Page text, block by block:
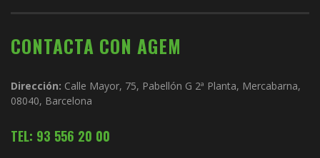
CONTACTA CON AGEM
Dirección: Calle Mayor, 75, Pabellón G 2ª Planta, Mercabarna,
08040, Barcelona
TEL: 93 556 20 00